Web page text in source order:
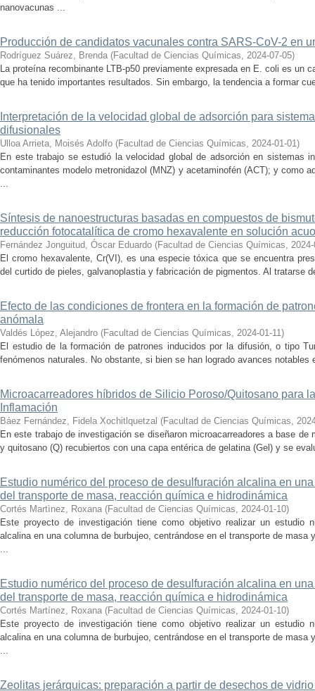
nanovacunas ...
Producción de candidatos vacunales contra SARS-CoV-2 en
Rodríguez Suárez, Brenda (Facultad de Ciencias Químicas, 2024-07-05)
La proteína recombinante LTB-p50 previamente expresada en E. coli es un
que ha tenido importantes resultados. Sin embargo, la tendencia a formar
Interpretación de la velocidad global de adsorción para
difusionales
Ulloa Arrieta, Moisés Adolfo (Facultad de Ciencias Químicas, 2024-01-01)
En este trabajo se estudió la velocidad global de adsorción en sistemas
contaminantes modelo metronidazol (MNZ) y acetaminofén (ACT); y como
...
Síntesis de nanoestructuras basadas en compuestos de
reducción fotocatalítica de cromo hexavalente en solución
Fernández Jonguitud, Óscar Eduardo (Facultad de Ciencias Químicas,
El cromo hexavalente, Cr(VI), es una especie tóxica que se encuentra
del curtido de pieles, galvanoplastia y fabricación de pigmentos. Al tratarse
Efecto de las condiciones de frontera en la formación de
anómala
Valdés López, Alejandro (Facultad de Ciencias Químicas, 2024-01-11)
El estudio de la formación de patrones inducidos por la difusión, o tipo
fenómenos naturales. No obstante, si bien se han logrado avances
Microacarreadores híbridos de Silicio Poroso/Quitosano para
Inflamación
Báez Fernández, Fidela Xochitlquetzal (Facultad de Ciencias Químicas,
En este trabajo de investigación se diseñaron microacarreadores a base
y quitosano (Q) recubiertos con una capa entérica de gelatina (Gel) y se
Estudio numérico del proceso de desulfuración alcalina en
del transporte de masa, reacción química e hidrodinámica
Cortés Martìnez, Roxana (Facultad de Ciencias Químicas, 2024-01-10)
Este proyecto de investigación tiene como objetivo realizar un estudio
alcalina en una columna de burbujeo, centrándose en el transporte de
...
Estudio numérico del proceso de desulfuración alcalina en
del transporte de masa, reacción química e hidrodinámica
Cortés Martínez, Roxana (Facultad de Ciencias Químicas, 2024-01-10)
Este proyecto de investigación tiene como objetivo realizar un estudio
alcalina en una columna de burbujeo, centrándose en el transporte de
...
Zeolitas jerárquicas: preparación a partir de desechos de